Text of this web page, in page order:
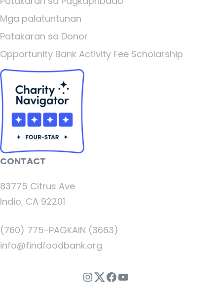
Mga palatuntunan
Patakaran sa Donor
Opportunity Bank Activity Fee Scholarship
CONTACT
83775 Citrus Ave
Indio, CA 92201
(760) 775-PAGKAIN (3663)
info@findfoodbank.org
Instagram
Twitter
Facebook
YouTube